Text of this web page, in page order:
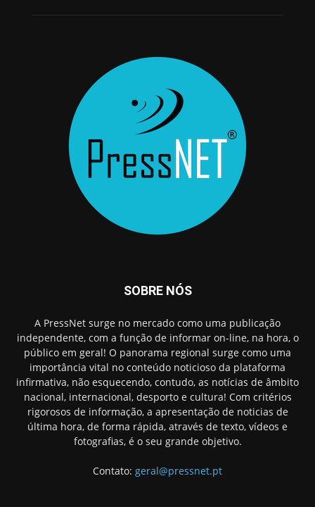
SOBRE NÓS
A PressNet surge no mercado como uma publicação
independente, com a função de informar on-line, na hora, o
público em geral! O panorama regional surge como uma
importância vital no conteúdo noticioso da plataforma
infirmativa, não esquecendo, contudo, as notícias de âmbito
nacional, internacional, desporto e cultura! Com critérios
rigorosos de informação, a apresentação de noticias de
última hora, de forma rápida, através de texto, vídeos e
fotografias, é o seu grande objetivo.
Contato: geral@pressnet.pt